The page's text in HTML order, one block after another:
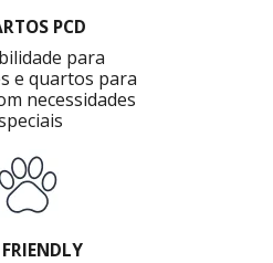
PCD
para
e quartos para
necessidades